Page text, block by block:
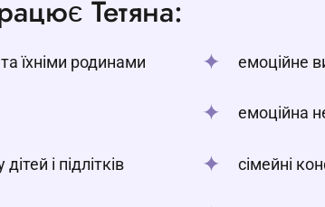
Тетяна:
їхніми родинами емоційне
емоційна
і підлітків сімейні